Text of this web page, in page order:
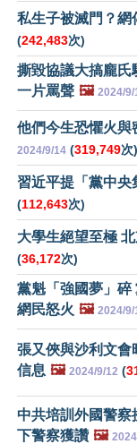
私生子被滅門？網
(242,483次)
撕毀協議大搞龐氏
一片罵聲 🖼️ 2024/9/
他們今生恐懼火與
2024/9/14 (319,749次)
習近平提「黨中央
(112,643次)
大學生絕望至極
(36,172次)
黨魁「強國夢」碎
網民怒火 🖼️ 2024/9/
張又俠與沙利文會
信息 🖼️ 2024/9/12 (
中共培訓外國警察
下警察獲讚 🖼️